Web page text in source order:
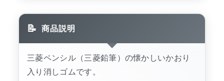
商品説明
三菱ペンシル（三菱鉛筆）の懐かしいかおり
入り消しゴムです。